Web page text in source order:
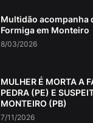
Multidão acompanha
Formiga em Monteiro
8/03/2026
MULHER É MORTA A
PEDRA (PE) E
MONTEIRO (PB)
7/11/2026